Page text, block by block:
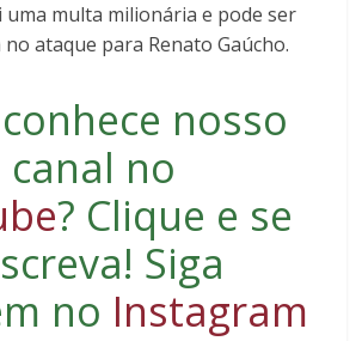
uma multa milionária e pode ser
ataque para Renato Gaúcho.
nosso
canal no
? Clique e se
! Siga
no Instagram